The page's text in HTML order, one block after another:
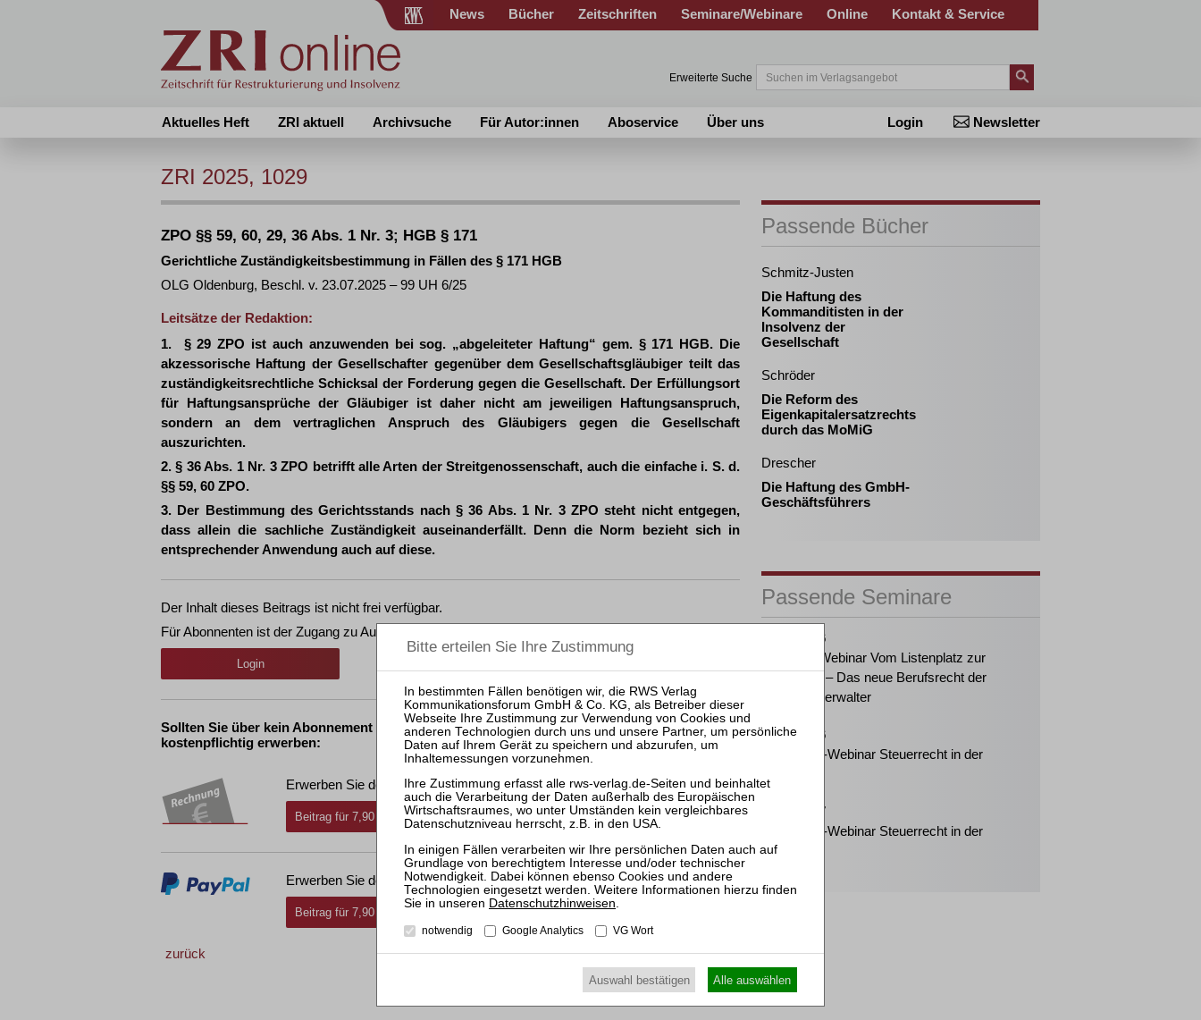
News Bücher Zeitschriften Seminare/Webinare Online Kontakt & Service
Erweiterte Suche
Aktuelles Heft ZRI aktuell Archivsuche Für Autor:innen Aboservice Über uns Newsletter
Login
ZRI 2025, 1029
ZPO §§ 59, 60, 29, 36 Abs. 1 Nr. 3; HGB § 171
Gerichtliche Zuständigkeitsbestimmung in Fällen des § 171 HGB
OLG Oldenburg, Beschl. v. 23.07.2025 – 99 UH 6/25
Leitsätze der Redaktion:
1. § 29 ZPO ist auch anzuwenden bei sog. „abgeleiteter Haftung“ gem. § 171 HGB. Die
akzessorische Haftung der Gesellschafter gegenüber dem Gesellschaftsgläubiger teilt das
zuständigkeitsrechtliche Schicksal der Forderung gegen die Gesellschaft. Der Erfüllungsort
für Haftungsansprüche der Gläubiger ist daher nicht am jeweiligen Haftungsanspruch,
sondern an dem vertraglichen Anspruch des Gläubigers gegen die Gesellschaft
auszurichten.
2. § 36 Abs. 1 Nr. 3 ZPO betrifft alle Arten der Streitgenossenschaft, auch die einfache i. S. d.
§§ 59, 60 ZPO.
3. Der Bestimmung des Gerichtsstands nach § 36 Abs. 1 Nr. 3 ZPO steht nicht entgegen,
dass allein die sachliche Zuständigkeit auseinanderfällt. Denn die Norm bezieht sich in
entsprechender Anwendung auch auf diese.
Der Inhalt dieses Beitrags ist nicht frei verfügbar.
Für Abonnenten ist der Zugang zu Aufsätzen und Rechtsprechung frei.
Login
Sollten Sie über kein Abonnement verfügen, können Sie den gewünschten Beitrag trotzdem
kostenpflichtig erwerben:
Erwerben Sie den gewünschten Beitrag kostenpflichtig per Rechnung.
Beitrag für 7,90 € inkl. 7 % MwSt. kaufen
Erwerben Sie den gewünschten Beitrag kostenpflichtig mitPayPal.
Beitrag für 7,90 € inkl. 7 % MwSt. kaufen
zurück
Passende Bücher
Schmitz-Justen
Die Haftung des
Kommanditisten in der
Insolvenz der
Gesellschaft
Schröder
Die Reform des
Eigenkapitalersatzrechts
durch das MoMiG
Drescher
Die Haftung des GmbH-
Geschäftsführers
Passende Seminare
25.08.2026
Praktiker-Webinar Vom Listenplatz zur
Zulassung – Das neue Berufsrecht der
Insolvenzverwalter
14.10.2026
Mitarbeiter-Webinar Steuerrecht in der
10.03.2027
Mitarbeiter-Webinar Steuerrecht in der
Insolvenz
Datenschutzhinweisen
notwendig Google Analytics VG Wort
Auswahl bestätigen Alle auswählen